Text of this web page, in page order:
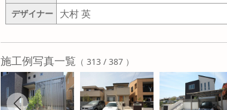
デザイナー 大村 英
施工例写真一覧 （ 313 / 387 ）